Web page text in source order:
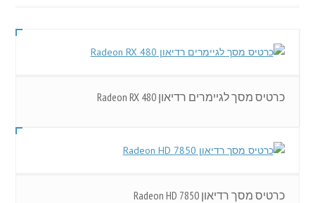
כרטיס מסך לגיימרים רדיאון Radeon RX 480
כרטיס מסך רדיאון Radeon HD 7850